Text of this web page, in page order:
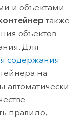
и объектами
также
объектов
Для
содержания
на
автоматически
правило,